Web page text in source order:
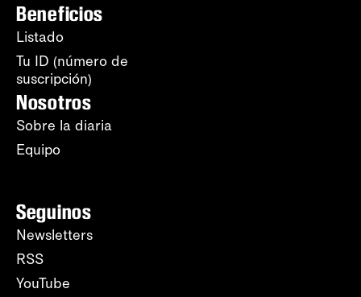
Beneficios
Listado
Tu ID (número de
suscripción)
Nosotros
Sobre la diaria
Equipo
Seguinos
Newsletters
RSS
YouTube